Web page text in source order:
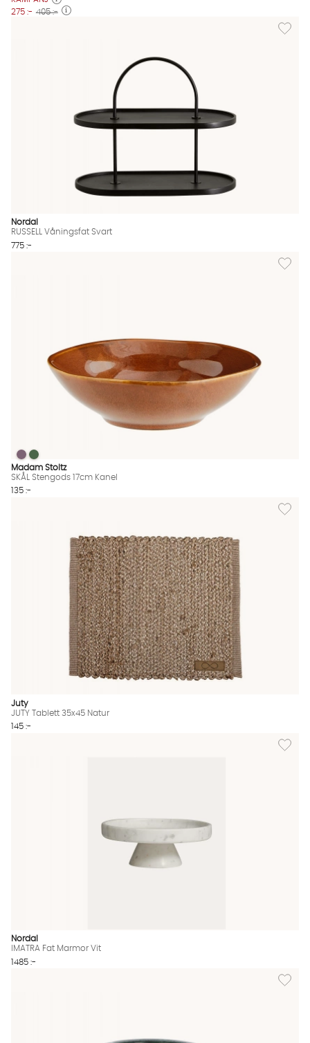
275 :- 405 :-
Lägg
Nordal
RUSSELL Våningsfat Svart
775 :-
Lägg
SKÅL Stengods 17cm Kanel Finns även i dessa färger:
SKÅL Stengods 17cm Kanel
SKÅL Stengods 17cm Kanel
Madam Stoltz
SKÅL Stengods 17cm Kanel
135 :-
Lägg
Juty
JUTY Tablett 35x45 Natur
145 :-
Lägg
Nordal
IMATRA Fat Marmor Vit
1485 :-
Lägg till